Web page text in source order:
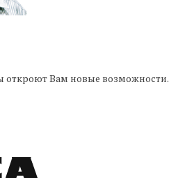
Вам новые возможности.